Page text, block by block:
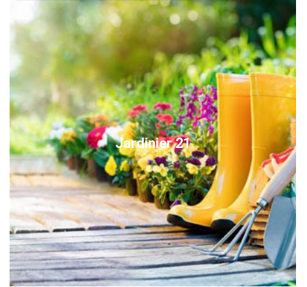
Jardinier 21